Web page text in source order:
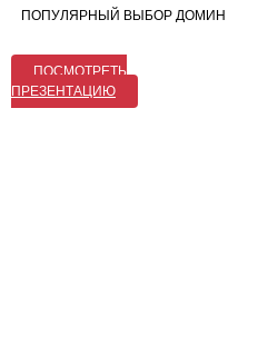
ПОПУЛЯРНЫЙ ВЫБОР ДОМИН
ПОСМОТРЕТЬ
ПРЕЗЕНТАЦИЮ